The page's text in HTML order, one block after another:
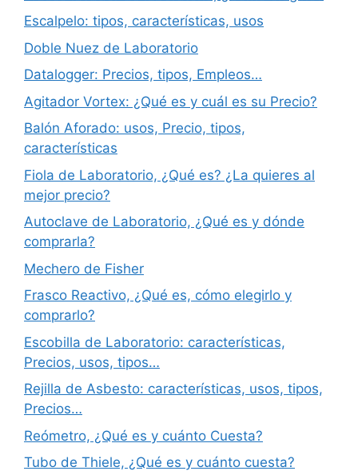
Escalpelo: tipos, características, usos
Doble Nuez de Laboratorio
Datalogger: Precios, tipos, Empleos…
Agitador Vortex: ¿Qué es y cuál es su Precio?
Balón Aforado: usos, Precio, tipos,
características
Fiola de Laboratorio, ¿Qué es? ¿La quieres al
mejor precio?
Autoclave de Laboratorio, ¿Qué es y dónde
comprarla?
Mechero de Fisher
Frasco Reactivo, ¿Qué es, cómo elegirlo y
comprarlo?
Escobilla de Laboratorio: características,
Precios, usos, tipos…
Rejilla de Asbesto: características, usos, tipos,
Precios…
Reómetro, ¿Qué es y cuánto Cuesta?
Tubo de Thiele, ¿Qué es y cuánto cuesta?